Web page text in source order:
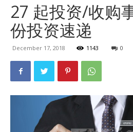
27 起投资/收购
份投资速递
December 17, 2018 1143 0